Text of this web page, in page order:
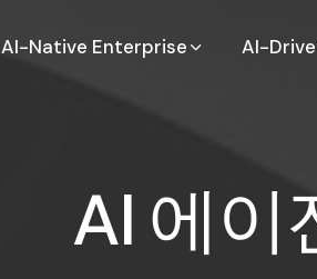
AI-Native Enterprise AI-
AI 에이
AI 에이